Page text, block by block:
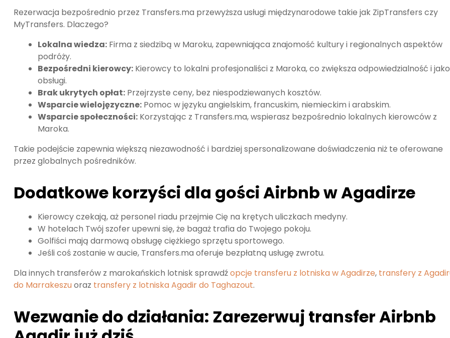
Rezerwacja bezpośrednio przez Transfers.ma przewyższa usługi międzynarodowe takie jak ZipTransfers czy
MyTransfers. Dlaczego?
Lokalna wiedza: Firma z siedzibą w Maroku, zapewniająca znajomość kultury i regionalnych aspektów
podróży.
Bezpośredni kierowcy: Kierowcy to lokalni profesjonaliści z Maroka, co zwiększa odpowiedzialność i
obsługi.
Brak ukrytych opłat: Przejrzyste ceny, bez niespodziewanych kosztów.
Wsparcie wielojęzyczne: Pomoc w języku angielskim, francuskim, niemieckim i arabskim.
Wsparcie społeczności: Korzystając z Transfers.ma, wspierasz bezpośrednio lokalnych kierowców z
Maroka.
Takie podejście zapewnia większą niezawodność i bardziej spersonalizowane doświadczenia niż te oferowane
przez globalnych pośredników.
Dodatkowe korzyści dla gości Airbnb w Agadirze
Kierowcy czekają, aż personel riadu przejmie Cię na krętych uliczkach medyny.
W hotelach Twój szofer upewni się, że bagaż trafia do Twojego pokoju.
Golfiści mają darmową obsługę ciężkiego sprzętu sportowego.
Jeśli coś zostanie w aucie, Transfers.ma oferuje bezpłatną usługę zwrotu.
Dla innych transferów z marokańskich lotnisk sprawdźopcje transferu z lotniska w Agadirze, transfery z
do Marrakeszuoraz transfery z lotniska Agadir do Taghazout.
Wezwanie do działania: Zarezerwuj transfer Airbnb